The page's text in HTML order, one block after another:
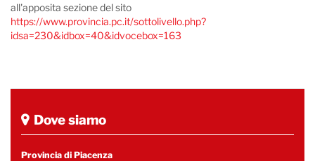
all'apposita sezione del sito
https://www.provincia.pc.it/sottolivello.php?
idsa=230&idbox=40&idvocebox=163
Dove siamo
Provincia di Piacenza